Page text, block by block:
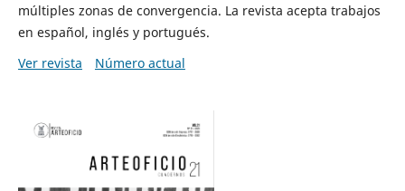
múltiples zonas de convergencia. La revista acepta trabajos
en español, inglés y portugués.
Ver revista
Número actual